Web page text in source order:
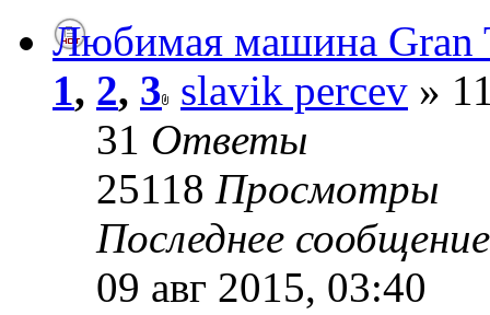
Любимая машина Gran
1, 2, 3 slavik percev »
31 Ответы
25118 Просмотры
Последнее
09 авг 2015, 03:40